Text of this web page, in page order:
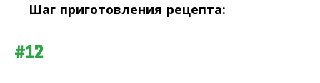
Шаг приготовления рецепта:
#12